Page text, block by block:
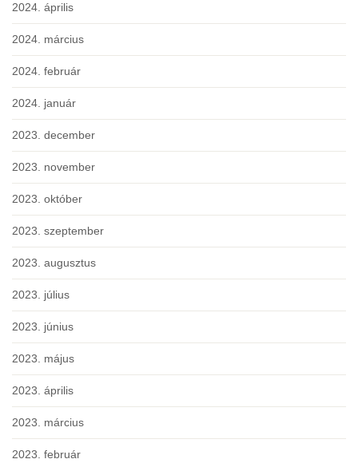
2024. április
2024. március
2024. február
2024. január
2023. december
2023. november
2023. október
2023. szeptember
2023. augusztus
2023. július
2023. június
2023. május
2023. április
2023. március
2023. február